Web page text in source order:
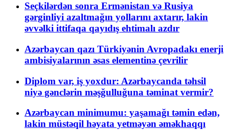
Seçkilərdən sonra Ermənistan və Rusiya
gərginliyi azaltmağın yollarını axtarır, lakin
əvvəlki ittifaqa qayıdış ehtimalı azdır
Azərbaycan qazı Türkiyənin Avropadakı enerji
ambisiyalarının əsas elementinə çevrilir
Diplom var, iş yoxdur: Azərbaycanda təhsil
niyə gənclərin məşğulluğuna təminat vermir?
Azərbaycan minimumu: yaşamağı təmin edən,
lakin müstəqil həyata yetməyən əməkhaqqı